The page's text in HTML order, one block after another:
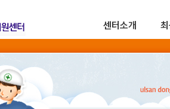
센터소개